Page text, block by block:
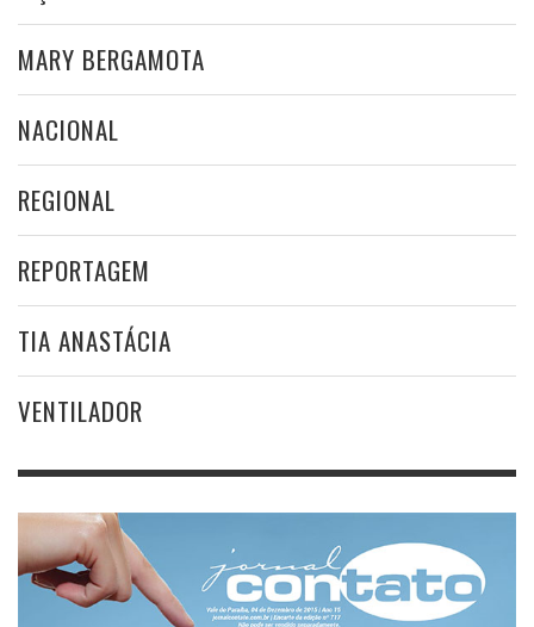
MARY BERGAMOTA
NACIONAL
REGIONAL
REPORTAGEM
TIA ANASTÁCIA
VENTILADOR